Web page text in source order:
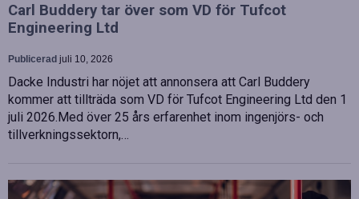
Carl Buddery tar över som VD för Tufcot
Engineering Ltd
Publicerad juli 10, 2026
Dacke Industri har nöjet att annonsera att Carl Buddery
kommer att tillträda som VD för Tufcot Engineering Ltd den 1
juli 2026.Med över 25 års erfarenhet inom ingenjörs- och
tillverkningssektorn,…